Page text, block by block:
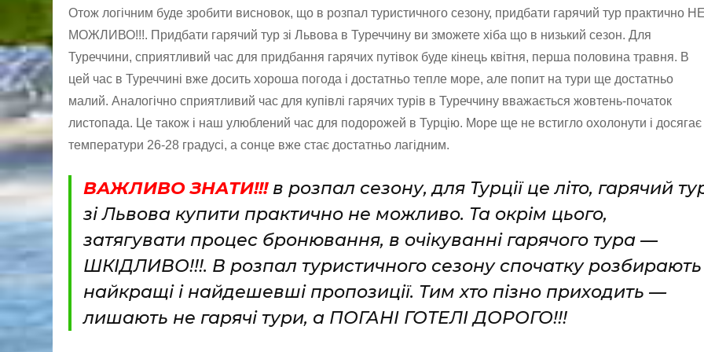
Отож логічним буде зробити висновок, що в розпал туристичного сезону, придбати гарячий тур практично
МОЖЛИВО!!!. Придбати гарячий тур зі Львова в Туреччину ви зможете хіба що в низький сезон. Для
Туреччини, сприятливий час для придбання гарячих путівок буде кінець квітня, перша половина травня. В
цей час в Туреччині вже досить хороша погода і достатньо тепле море, але попит на тури ще достатньо
малий. Аналогічно сприятливий час для купівлі гарячих турів в Туреччину вважається жовтень-початок
листопада. Це також і наш улюблений час для подорожей в Турцію. Море ще не встигло охолонути і досягає
температури 26-28 градусі, а сонце вже стає достатньо лагідним.
ВАЖЛИВО ЗНАТИ!!!в розпал сезону, для Турції це літо, гарячий
зі Львова купити практично не можливо. Та окрім цього,
затягувати процес бронювання, в очікуванні гарячого тура —
ШКІДЛИВО!!!. В розпал туристичного сезону спочатку розбирають
найкращі і найдешевші пропозиції. Тим хто пізно приходить —
лишають не гарячі тури, а ПОГАНІ ГОТЕЛІ ДОРОГО!!!